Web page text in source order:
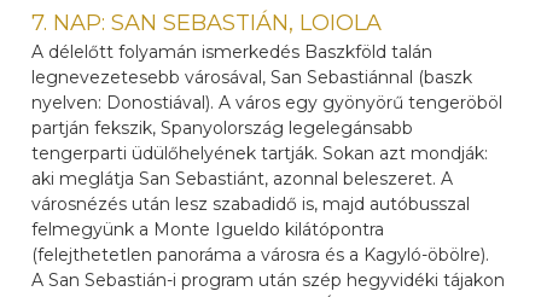
7. NAP: SAN SEBASTIÁN, LOIOLA
A délelőtt folyamán ismerkedés Baszkföld talán
legnevezetesebb városával, San Sebastiánnal (baszk
nyelven: Donostiával). A város egy gyönyörű tengeröböl
partján fekszik, Spanyolország legelegánsabb
tengerparti üdülőhelyének tartják. Sokan azt mondják:
aki meglátja San Sebastiánt, azonnal beleszeret. A
városnézés után lesz szabadidő is, majd autóbusszal
felmegyünk a Monte Igueldo kilátópontra
(felejthetetlen panoráma a városra és a Kagyló-öbölre).
A San Sebastián-i program után szép hegyvidéki tájakon